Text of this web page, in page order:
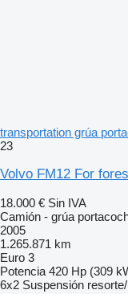
transportation grúa
23
Volvo FM12 For
18.000 € Sin IVA
Camión - grúa
2005
1.265.871 km
Euro 3
Potencia 420 Hp (309
6x2 Suspensión